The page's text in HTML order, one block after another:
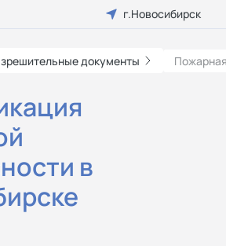
г.Новосибирск
документы
в